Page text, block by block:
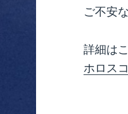
ご不安
詳細は
ホロス